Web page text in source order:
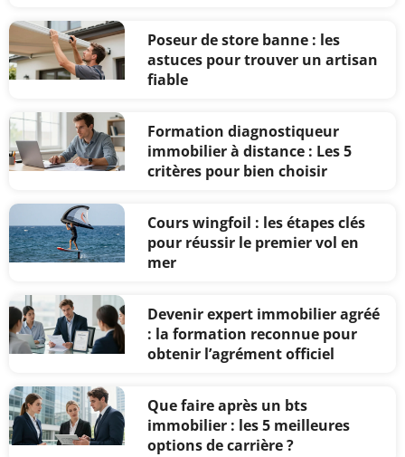
Poseur de store banne : les
astuces pour trouver un artisan
fiable
Formation diagnostiqueur
immobilier à distance : Les 5
critères pour bien choisir
Cours wingfoil : les étapes clés
pour réussir le premier vol en
mer
Devenir expert immobilier agréé
: la formation reconnue pour
obtenir l’agrément officiel
Que faire après un bts
immobilier : les 5 meilleures
options de carrière ?